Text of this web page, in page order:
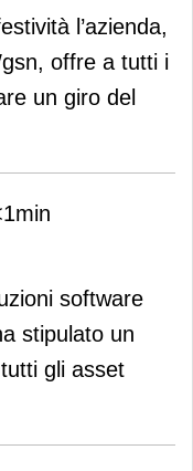
l’azienda,
offre a tutti i
un giro del
software
stipulato un
gli asset